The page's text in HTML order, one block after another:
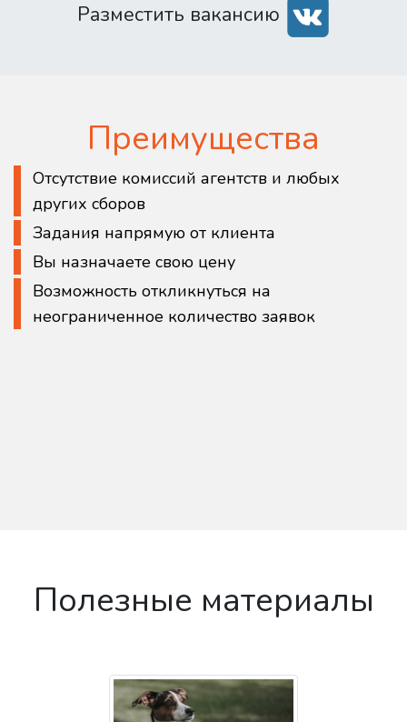
Разместить вакансию
Преимущества
Отсутствие комиссий агентств и любых
других сборов
Задания напрямую от клиента
Вы назначаете свою цену
Возможность откликнуться на
неограниченное количество заявок
Полезные материалы